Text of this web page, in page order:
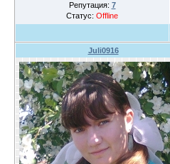
Репутация: 7
Статус: Offline
Juli0916